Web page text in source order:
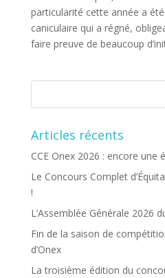
particularité cette année a
caniculaire qui a régné,
faire preuve de beaucoup
Articles récents
CCE Onex 2026 : encore une
Le Concours Complet
!
L’Assemblée Générale 2026
Fin de la saison de
d’Onex
La troisième édition du